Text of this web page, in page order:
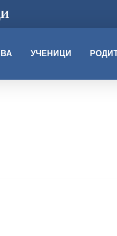
УЧЕНИЦИ